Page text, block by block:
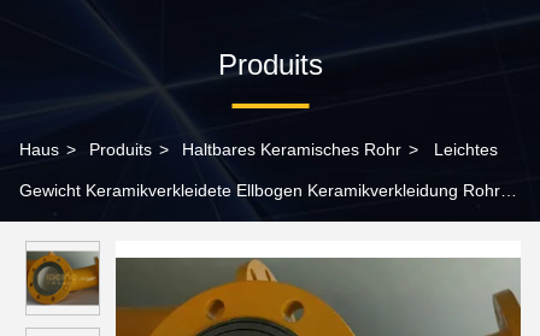
Produits
Haus > Produits > Haltbares Keramisches Rohr > Leichtes
Gewicht Keramikverkleidete Ellbogen Keramikverkleidung Rohr